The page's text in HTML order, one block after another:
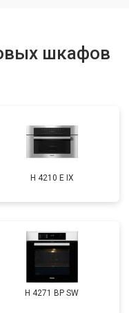
шкафов
H 4210 E IX
H 4271 BP SW